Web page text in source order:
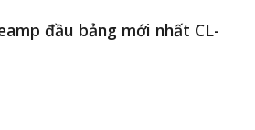
đầu bảng mới nhất CL-